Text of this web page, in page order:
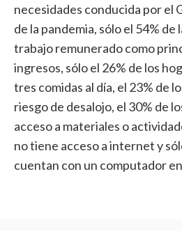
necesidades conducida por el
de la pandemia, sólo el 54%
trabajo remunerado como
ingresos, sólo el 26% de los
tres comidas al día, el 23% de
riesgo de desalojo, el 30% de
acceso a materiales o
no tiene acceso a internet y
cuentan con un computador